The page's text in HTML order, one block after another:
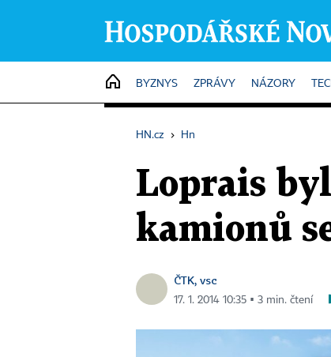
HOME
BYZNYS ZPRÁVY NÁZORY
HN.cz › Hn
Loprais
kamionů
ČTK, vsc
17. 1. 2014 10:35 ▪ 3 min. čtení